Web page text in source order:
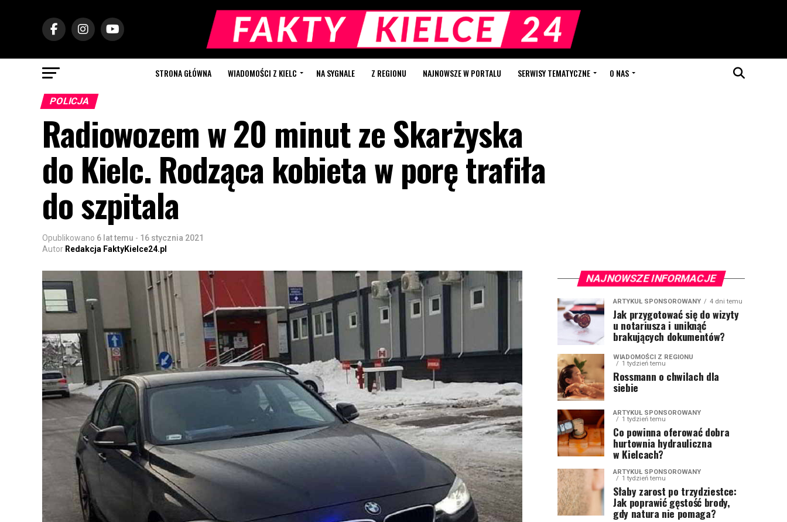
STRONA GŁÓWNA WIADOMOŚCI Z KIELC NA SYGNALE Z REGIONU NAJNOWSZE W PORTALU SERWISY TEMATYCZNE O NAS
POLICJA
Radiowozem w 20 minut ze Skarżyska
do Kielc. Rodząca kobieta w porę trafiła
do szpitala
Opublikowano 6 lat temu - 16 stycznia 2021
Autor Redakcja FaktyKielce24.pl
NAJNOWSZE INFORMACJE
ARTYKUŁ SPONSOROWANY 4 dni temu
Jak przygotować się do wizyty
u notariusza i uniknąć
brakujących dokumentów?
WIADOMOŚCI Z REGIONU
1 tydzień temu
Rossmann o chwilach dla
siebie
ARTYKUŁ SPONSOROWANY
1 tydzień temu
Co powinna oferować dobra
hurtownia hydrauliczna
w Kielcach?
ARTYKUŁ SPONSOROWANY
1 tydzień temu
Słaby zarost po trzydziestce:
Jak poprawić gęstość brody,
gdy natura nie pomaga?